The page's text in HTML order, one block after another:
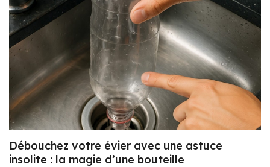
Débouchez votre évier avec une astuce
insolite : la magie d’une bouteille